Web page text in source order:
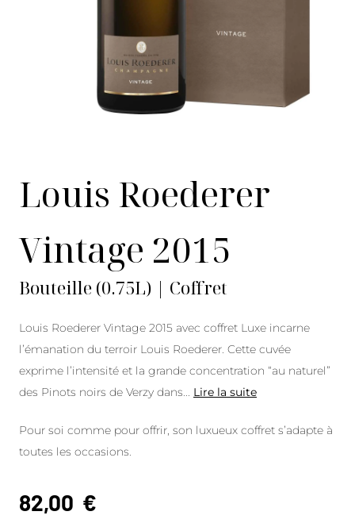
Louis Roederer
Vintage 2015
Bouteille (0.75L) | Coffret
Louis Roederer Vintage 2015 avec coffret Luxe incarne
l’émanation du terroir Louis Roederer. Cette cuvée
exprime l’intensité et la grande concentration “au naturel”
des Pinots noirs de Verzy dans
Lire la suite
Pour soi comme pour offrir, son luxueux coffret s’adapte à
toutes les occasions.
82,00 €